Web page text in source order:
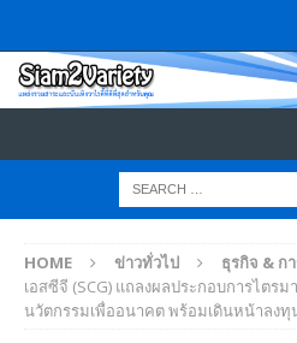
HOME ข่าวทั่วไป ธุรกิจ & กา
เอสซีจี (SCG) แถลงผลประกอบการไตร
นวัตกรรมเพื่ออนาคต พร้อมเดินหน้าลงทุ